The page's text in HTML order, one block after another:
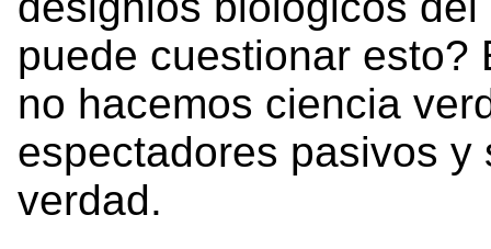
puede cuestionar esto?
no hacemos ciencia
espectadores pasivos
verdad.